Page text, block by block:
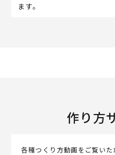
ます。
作り方
各種つくり方動画をご覧い